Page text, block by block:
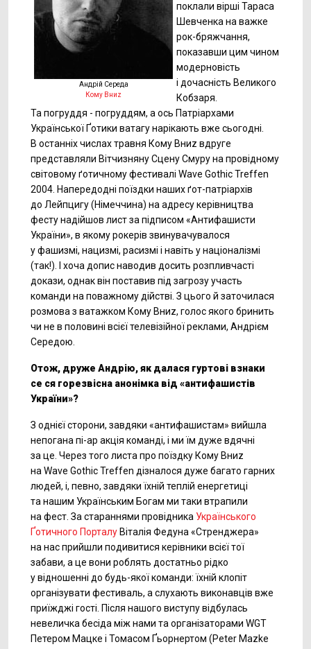
Андрій Середа
Кому Вниz
поклали вірші Тараса
Шевченка на важке
рок-бряжчання,
показавши цим чином
модерновість
і дочасність Великого
Кобзаря.
Та погруддя - погруддям, а ось Патріархами
Української Ґотики ватагу нарікають вже сьогодні.
В останніх числах травня Кому Вниz вдруге
представляли Вітчизняну Сцену Смуру на провідному
світовому ґотичному фестивалі Wave Gothic Treffen
2004. Напередодні поїздки нашихґот-патріархів
до Лейпцигу (Німеччина) на адресу керівництва
фесту надійшов лист за підписом «Антифашисти
України», в якому рокерів звинувачувалося
у фашизмі, нацизмі, расизмі і навіть у націоналізмі
(так!). І хоча допис наводив досить розпливчасті
докази, однак він поставив під загрозу участь
команди на поважному дійстві. З цього й заточилася
розмова з ватажком Кому Вниz, голос якого бринить
чи не в половині всієї телевізійної реклами, Андрієм
Середою.
Отож, друже Андрію, як далася гуртові взнаки
се ся горезвісна анонімка від «антифашистів
України»?
З однієї сторони, завдяки «антифашистам» вийшла
непогана пі-ар акція команді, і ми їм дуже вдячні
за це. Через того листа про поїздку Кому Вниz
на Wave Gothic Treffen дізналося дуже багато гарних
людей, і, певно, завдяки їхній теплій енергетиці
та нашим Українським Богам ми таки втрапили
на фест. За стараннями провідника Українського
Ґотичного Порталу Віталія Федуна «Стренджера»
на нас прийшли подивитися керівники всієї тої
забави, а це вони роблять достатньо рідко
у відношенні до будь-якої команди: їхній клопіт
організувати фестиваль, а слухають виконавців вже
приїжджі гості. Після нашого виступу відбулась
невеличка бесіда між нами та організаторами WGT
Петером Мацке і Томасом Ґьорнертом (Peter Mazke